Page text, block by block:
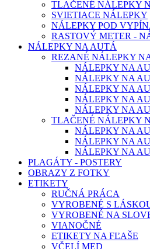
TLAČENÉ NÁLEPKY
SVIETIACE NÁLEPKY
NÁLEPKY POD
RASTOVÝ METER -
NÁLEPKY NA AUTÁ
REZANÉ NÁLEPKY
NÁLEPKY NA
NÁLEPKY NA
NÁLEPKY NA
NÁLEPKY NA
NÁLEPKY NA
TLAČENÉ NÁLEPKY
NÁLEPKY NA
NÁLEPKY NA
NÁLEPKY NA
PLAGÁTY - POSTERY
OBRAZY Z FOTKY
ETIKETY
RUČNÁ PRÁCA
VYROBENÉ S
VYROBENÉ NA
VIANOČNÉ
ETIKETY NA FĽAŠE
VČELÍ MED